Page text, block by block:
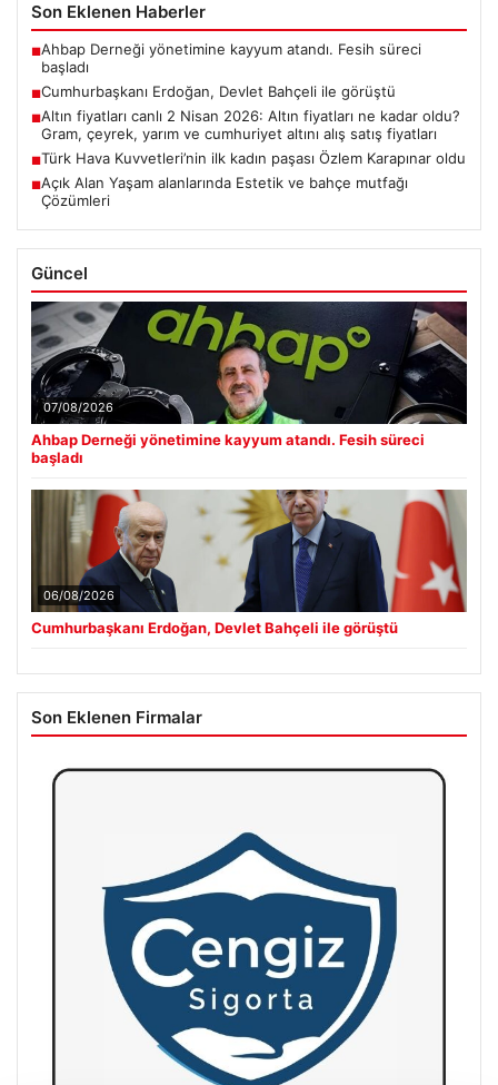
Son Eklenen Haberler
■Ahbap Derneği yönetimine kayyum atandı. Fesih süreci
başladı
■Cumhurbaşkanı Erdoğan, Devlet Bahçeli ile görüştü
■Altın fiyatları canlı 2 Nisan 2026: Altın fiyatları ne kadar oldu?
Gram, çeyrek, yarım ve cumhuriyet altını alış satış fiyatları
■Türk Hava Kuvvetleri’nin ilk kadın paşası Özlem Karapınar oldu
■Açık Alan Yaşam alanlarında Estetik ve bahçe mutfağı
Çözümleri
Güncel
07/08/2026
Ahbap Derneği yönetimine kayyum atandı. Fesih süreci
başladı
06/08/2026
Cumhurbaşkanı Erdoğan, Devlet Bahçeli ile görüştü
Son Eklenen Firmalar